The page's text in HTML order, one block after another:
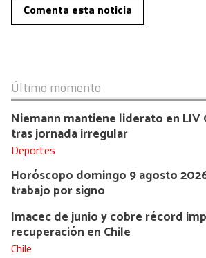
Comenta esta noticia
Último momento
Niemann mantiene liderato en LIV
tras jornada irregular
Deportes
Horóscopo domingo 9 agosto
trabajo por signo
Imacec de junio y cobre récord
recuperación en Chile
Chile